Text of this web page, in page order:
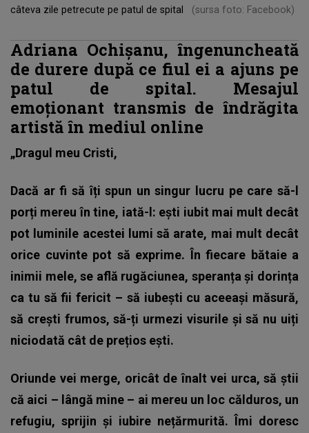
câteva zile petrecute pe patul de spital
(sursa foto: Facebook)
Adriana Ochișanu, îngenuncheată
de durere după ce fiul ei a ajuns pe
patul de spital. Mesajul
emoționant transmis de îndrăgita
artistă în mediul online
„Dragul meu Cristi,
Dacă ar fi să îți spun un singur lucru pe care să-l
porți mereu în tine, iată-l: ești iubit mai mult decât
pot luminile acestei lumi să arate, mai mult decât
orice cuvinte pot să exprime. În fiecare bătaie a
inimii mele, se află rugăciunea, speranța și dorința
ca tu să fii fericit – să iubești cu aceeași măsură,
să crești frumos, să-ți urmezi visurile și să nu uiți
niciodată cât de prețios ești.
Oriunde vei merge, oricât de înalt vei urca, să știi
că aici – lângă mine – ai mereu un loc călduros, un
refugiu, sprijin și iubire nețărmurită. Îmi doresc